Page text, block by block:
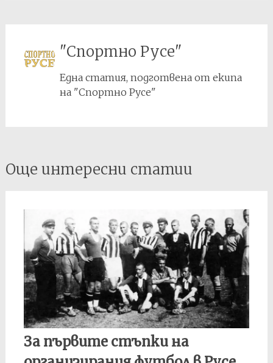
"Спортно Русе"
Една статия, подготвена от екипа
на "Спортно Русе"
Post
navigation
Още интересни статии
За първите стъпки на